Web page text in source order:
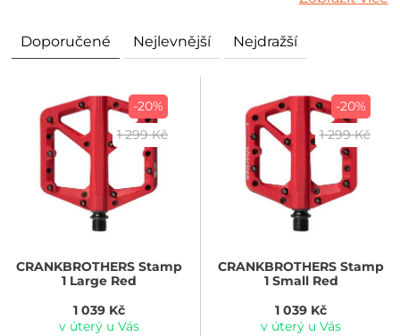
Doporučené Nejlevnější Nejdražší
-20%
1 299 Kč
CRANKBROTHERSStamp
1 Large Red
1 039 Kč
v úterý u Vás
-20%
1 299 Kč
CRANKBROTHERS Stamp
1 Small Red
1 039 Kč
v úterý u Vás